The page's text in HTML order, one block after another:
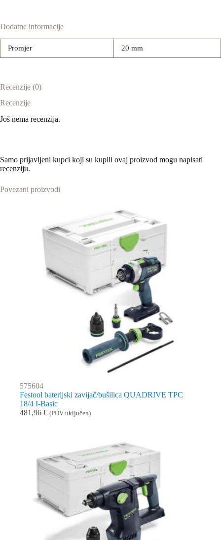
Dodatne informacije
Promjer 20 mm
Recenzije (0)
Recenzije
Još nema recenzija.
Samo prijavljeni kupci koji su kupili ovaj proizvod mogu napisati
recenziju.
Povezani proizvodi
575604
Festool baterijski zavijač/bušilica QUADRIVE TPC
18/4 I-Basic
481,96 € (PDV uključen)